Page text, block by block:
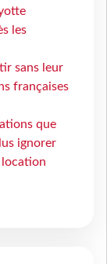
les
sans leur
françaises
que
ignorer
location